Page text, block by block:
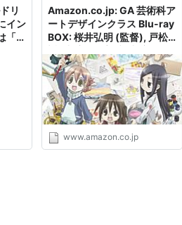
リ
イン
「親
Amazon.co.jp: GA 芸術科ア
ートデザインクラス Blu-ray
BOX: 桜井弘明 (監督), 戸松
城みゆき (出演), 名塚佳織
(出演), 堀江由衣 (出演), きゆ
づきさとこ (原名), 待田堂子
(その他), AICPLUS+ (その
他), 渡辺敦子 (デザイン):
DVD
www.amazon.co.jp